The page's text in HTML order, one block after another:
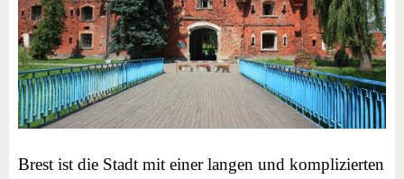
Brest ist die Stadt mit einer langen und komplizierten